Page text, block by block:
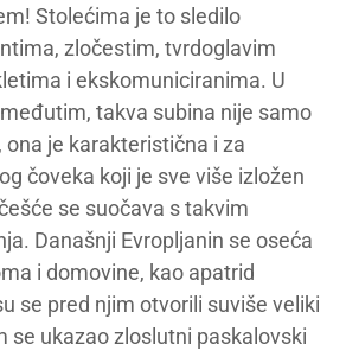
Stolećima je to sledilo
zločestim, tvrdoglavim
i ekskomuniciranima. U
takva subina nije samo
je karakteristična i za
čoveka koji je sve više izložen
se suočava s takvim
Današnji Evropljanin se oseća
i domovine, kao apatrid
se pred njim otvorili suviše veliki
se ukazao zloslutni paskalovski